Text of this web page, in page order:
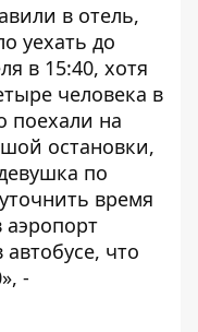
в отель,
уехать до
в 15:40, хотя
человека в
поехали на
остановки,
по
время
что
-